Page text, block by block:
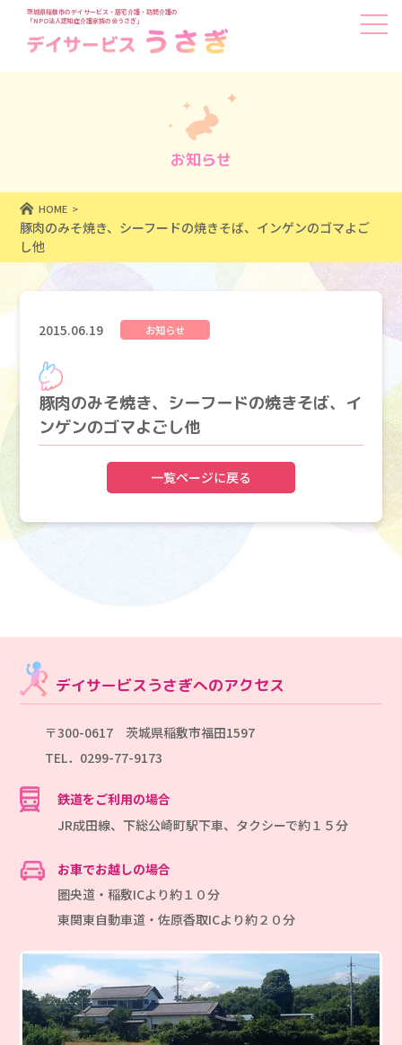
茨城県稲敷市のデイサービス・居宅介護・訪問介護の
「NPO法人認知症介護家族の会うさぎ」
お知らせ
HOME
豚肉のみそ焼き、シーフードの焼きそば、インゲンのゴマよご
し他
2015.06.19 お知らせ
豚肉のみそ焼き、シーフードの焼きそば、イ
ンゲンのゴマよごし他
一覧ページに戻る
デイサービスうさぎへのアクセス
〒300-0617 茨城県稲敷市福田1597
TEL．0299-77-9173
鉄道をご利用の場合
JR成田線、下総公崎町駅下車、タクシーで約１５分
お車でお越しの場合
圏央道・稲敷ICより約１０分
東関東自動車道・佐原香取ICより約２０分